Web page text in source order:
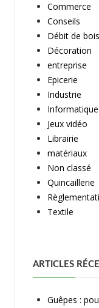
Commerce
Conseils
Débit de
Décoration
entreprise
Epicerie
Industrie
Informatique
Jeux vidéo
Librairie
matériaux
Non classé
Quincaillerie
Textile
ARTICLES
Guêpes :